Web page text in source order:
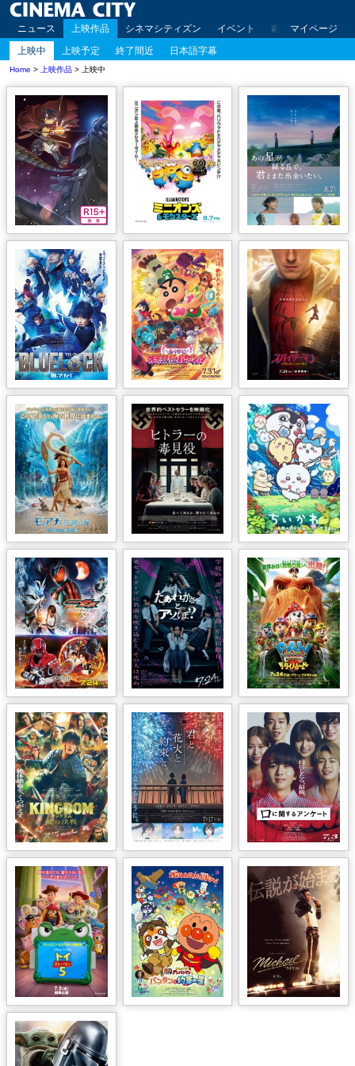
ニュース 上映作品 シネマシティズン イベント 劇場案内 アク
マイページ
上映中
上映予定 終了間近 日本語字幕
Home > 上映作品 > 上映中